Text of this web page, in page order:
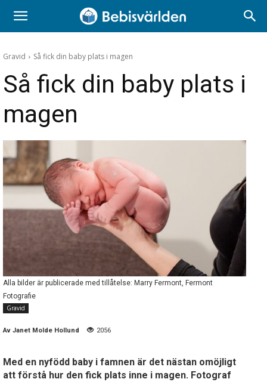
Gravid Så fick din baby plats i magen
Så fick din baby plats i
magen
Alla bilder är publicerade med tillåtelse: Marry Fermont, Fermont
Fotografie
Gravid
Av Janet Molde Hollund 2056
Med en nyfödd baby i famnen är det nästan omöjligt
att förstå hur den fick plats inne i magen. Fotograf